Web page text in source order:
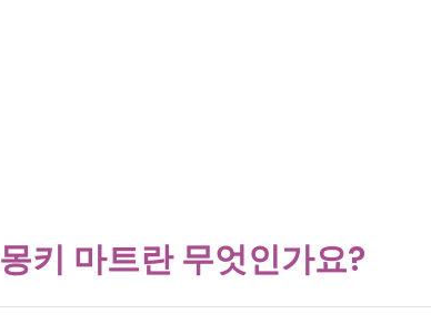
몽키 마트란 무엇인가요?